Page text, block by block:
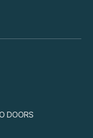
DOORS